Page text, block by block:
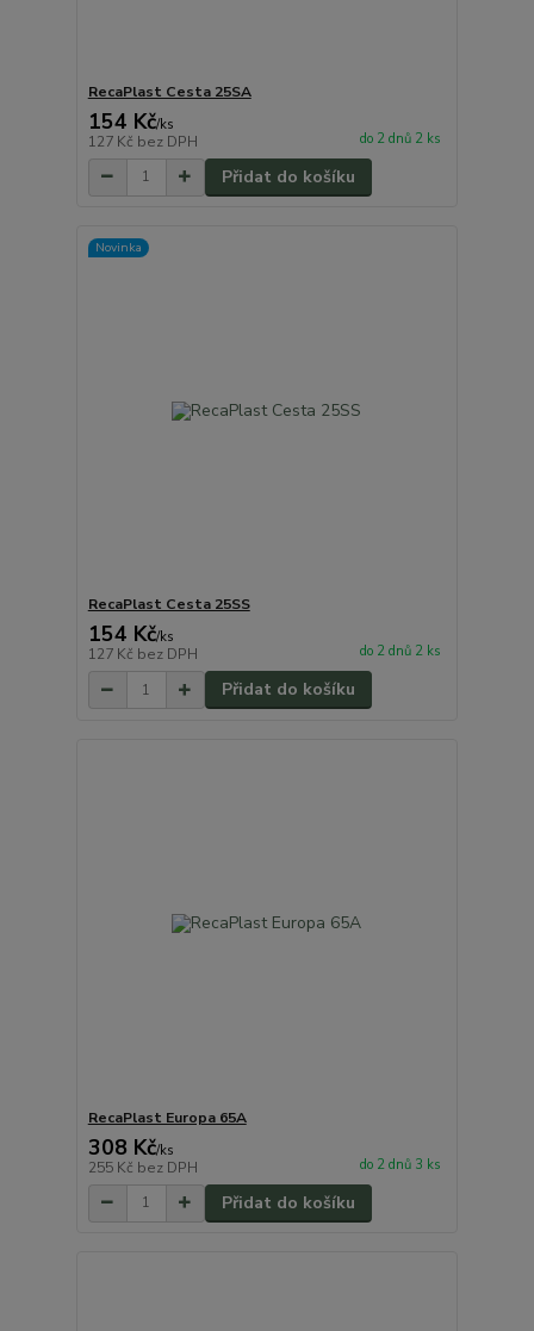
RecaPlast Cesta 25SA
154 Kč/ks
127 Kč bez DPH do 2 dnů 2 ks
Přidat do košíku
Novinka
RecaPlast Cesta 25SS
154 Kč/ks
127 Kč bez DPH do 2 dnů 2 ks
Přidat do košíku
RecaPlast Europa 65A
308 Kč/ks
255 Kč bez DPH do 2 dnů 3 ks
Přidat do košíku